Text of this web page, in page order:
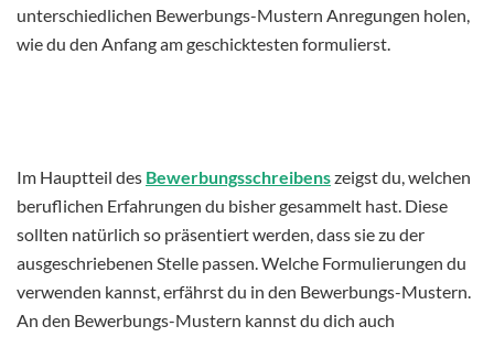
unterschiedlichen Bewerbungs-Mustern Anregungen holen,
wie du den Anfang am geschicktesten formulierst.
Im Hauptteil des Bewerbungsschreibenszeigst du, welchen
beruflichen Erfahrungen du bisher gesammelt hast. Diese
sollten natürlich so präsentiert werden, dass sie zu der
ausgeschriebenen Stelle passen. Welche Formulierungen du
verwenden kannst, erfährst du in den Bewerbungs-Mustern.
An den Bewerbungs-Mustern kannst du dich auch